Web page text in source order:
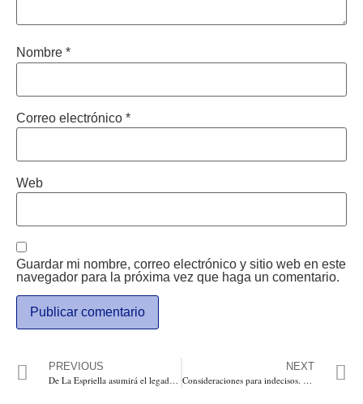
Nombre *
Correo electrónico *
Web
Guardar mi nombre, correo electrónico y sitio web en este
navegador para la próxima vez que haga un comentario.
PREVIOUS
De La Espriella asumirá el legado histórico de Uribe, sin Uribe: María Fernanda Cabal
NEXT
Consideraciones para indecisos. Por: Rafael Nieto Loaiza